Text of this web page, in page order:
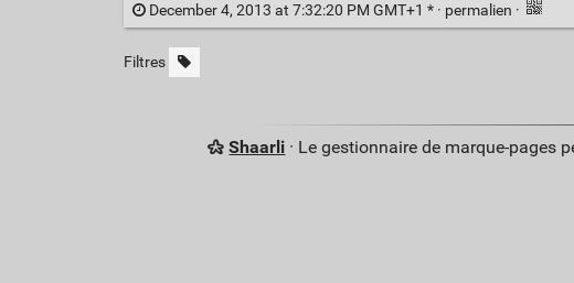
December 4, 2013 at 7:32:20 PM GMT+1 * · permalien ·
Filtres
Shaarli · Le gestionnaire de marque-pages